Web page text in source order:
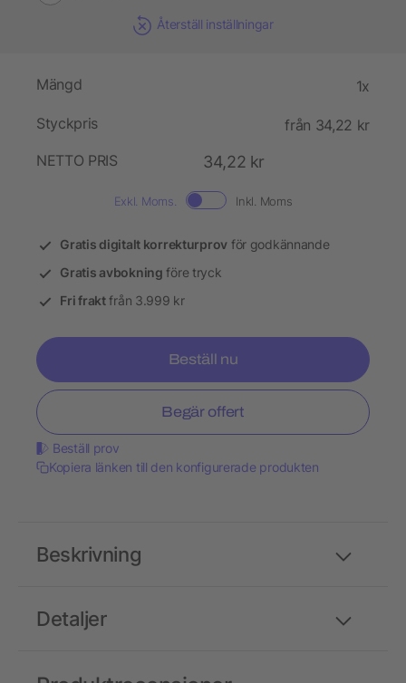
Återställ inställningar
Mängd 1x
Styckpris
från 34,22 kr
NETTO PRIS
34,22 kr
Exkl. Moms. Inkl. Moms
Gratis digitalt korrekturprov för godkännande
Gratis avbokning före tryck
Fri fraktfrån 3.999 kr
Beställ nu
Begär offert
Beställ prov
Kopiera länken till den konfigurerade produkten
Detaljer
Beskrivning